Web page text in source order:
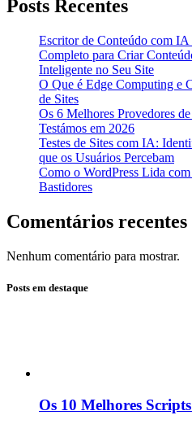
Posts Recentes
Escritor de Conteúdo com IA
Completo para Criar
Inteligente no Seu Site
O Que é Edge Computing e
de Sites
Os 6 Melhores Provedores
Testámos em 2026
Testes de Sites com IA:
que os Usuários Percebam
Como o WordPress Lida
Bastidores
Comentários recentes
Nenhum comentário para mostrar.
Posts em destaque
Os 10 Melhores